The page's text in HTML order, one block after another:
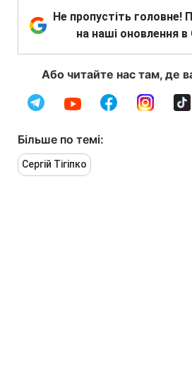
Не пропустіть головне!
на наші оновлення в
Або читайте нас там, де
Більше по темі:
Сергій Тігіпко